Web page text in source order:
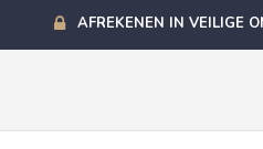
AFREKENEN IN VEILIGE